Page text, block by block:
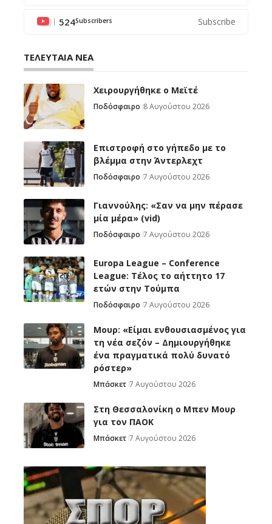
524Subscribers Subscribe
ΤΕΛΕΥΤΑΙΑ ΝΕΑ
Χειρουργήθηκε ο Μεϊτέ
Ποδόσφαιρο 8 Αυγούστου 2026
Επιστροφή στο γήπεδο με το
βλέμμα στην Άντερλεχτ
Ποδόσφαιρο 7 Αυγούστου 2026
Γιαννούλης: «Σαν να μην πέρασε
μία μέρα» (vid)
Ποδόσφαιρο 7 Αυγούστου 2026
Europa League – Conference
League: Τέλος το αήττητο 17
ετών στην Τούμπα
Ποδόσφαιρο 7 Αυγούστου 2026
Μουρ: «Είμαι ενθουσιασμένος για
τη νέα σεζόν – Δημιουργήθηκε
ένα πραγματικά πολύ δυνατό
ρόστερ»
Μπάσκετ 7 Αυγούστου 2026
Στη Θεσσαλονίκη ο Μπεν Μουρ
για τον ΠΑΟΚ
Μπάσκετ 7 Αυγούστου 2026